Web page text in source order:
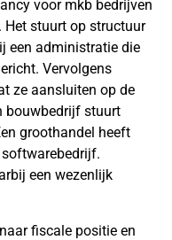
voor mkb bedrijven
stuurt op structuur
een administratie die
Vervolgens
ze aansluiten op de
bouwbedrijf stuurt
groothandel heeft
een wezenlijk
fiscale positie en